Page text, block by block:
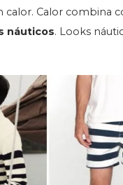
calor. Calor combina
náuticos. Looks